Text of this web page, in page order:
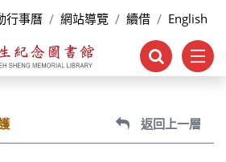
行事曆 網站導覽 續借 English
返回上一層